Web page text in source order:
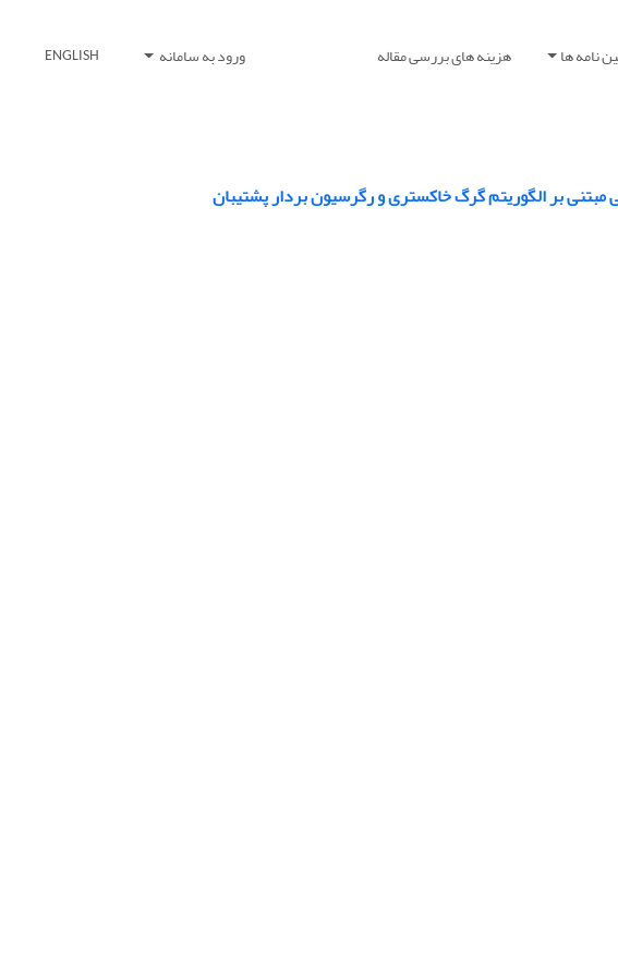
نامه ها هزینه های بررسی مقاله ورود به سامانه ENGLISH
بر الگوریتم گرگ خاکستری و رگرسیون بردار پشتیبان